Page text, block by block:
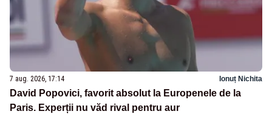
7 aug. 2026, 17:14 Ionuț Nichita
David Popovici, favorit absolut la Europenele de la
Paris. Experții nu văd rival pentru aur